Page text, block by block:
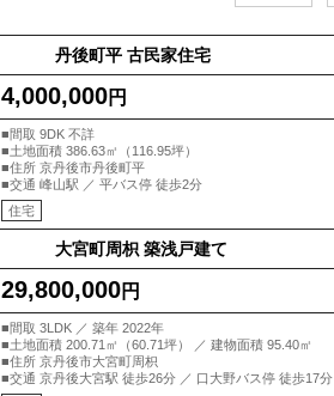
丹後町平 古民家住宅
4,000,000円
■間取 9DK 不詳
■土地面積 386.63㎡（116.95坪）
■住所 京丹後市丹後町平
■交通 峰山駅 ／ 平バス停 徒歩2分
住宅
大宮町周枳 築浅戸建て
29,800,000円
■間取 3LDK ／ 築年 2022年
■土地面積 200.71㎡（60.71坪） ／ 建物面積 95.40㎡
■住所 京丹後市大宮町周枳
■交通 京丹後大宮駅 徒歩26分 ／ 口大野バス停 徒歩17分